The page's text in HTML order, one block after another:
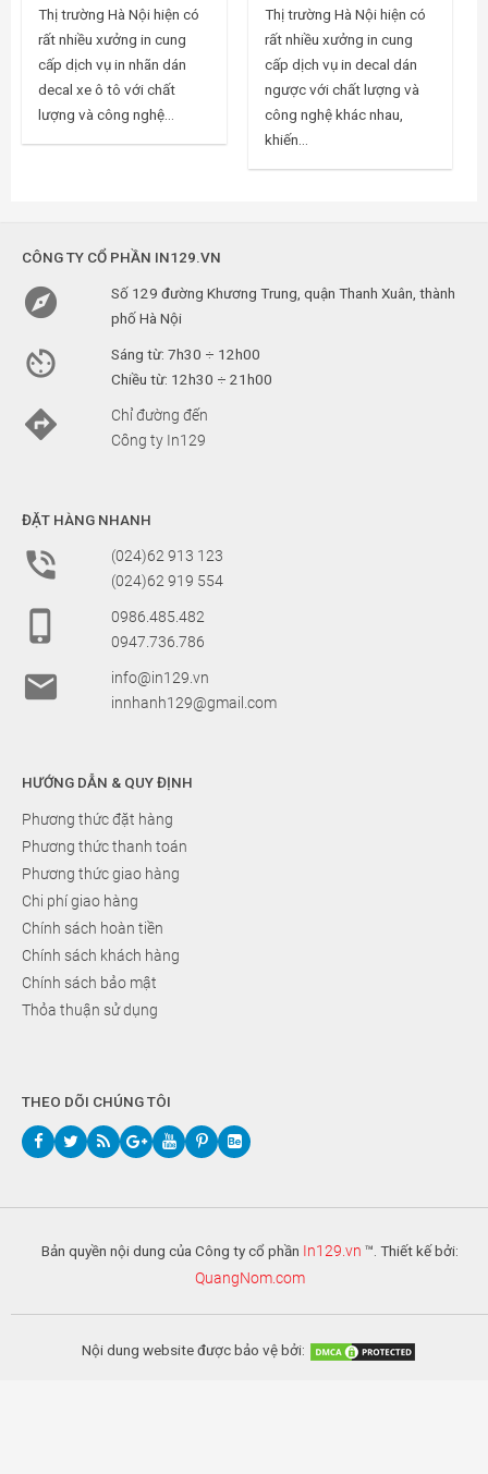
Thị trường Hà Nội hiện có
rất nhiều xưởng in cung
cấp dịch vụ in nhãn dán
decal xe ô tô với chất
lượng và công nghệ...
Thị trường Hà Nội hiện có
rất nhiều xưởng in cung
cấp dịch vụ in decal dán
ngược với chất lượng và
công nghệ khác nhau,
khiến...
CÔNG TY CỔ PHẦN IN129.VN

Số 129 đường Khương Trung, quận Thanh Xuân, thành
phố Hà Nội

Sáng từ: 7h30 ÷ 12h00
Chiều từ: 12h30 ÷ 21h00

Chỉ đường đến
Công ty In129
ĐẶT HÀNG NHANH

(024)62 913 123
(024)62 919 554

0986.485.482
0947.736.786

info@in129.vn
innhanh129@gmail.com
HƯỚNG DẪN & QUY ĐỊNH
Phương thức đặt hàng
Phương thức thanh toán
Phương thức giao hàng
Chi phí giao hàng
Chính sách hoàn tiền
Chính sách khách hàng
Chính sách bảo mật
Thỏa thuận sử dụng
THEO DÕI CHÚNG TÔI
Bản quyền nội dung của Công ty cổ phần In129.vn ™. Thiết kế bởi:
QuangNom.com
Nội dung website được bảo vệ bởi: